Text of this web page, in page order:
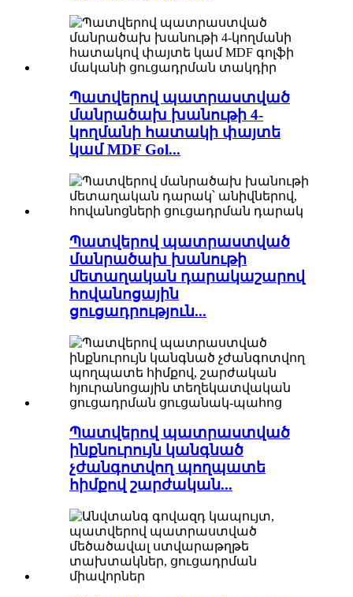
Պատվերով պատրաստված
մանրածախ խանութի 4-
կողմանի հատակի փայտե
կամ MDF Gol...
Պատվերով պատրաստված
մանրածախ խանութի
մետաղական դարակաշարով
հովանոցային
ցուցադրություն...
Պատվերով պատրաստված
ինքնուրույն կանգնած
չժանգոտվող պողպատե
հիմքով շարժական...